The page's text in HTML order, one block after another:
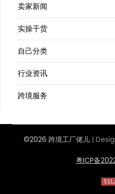
卖家新闻
实操干货
自己分类
行业资讯
跨境服务
©2026 跨境工厂佬儿 |
粤ICP备